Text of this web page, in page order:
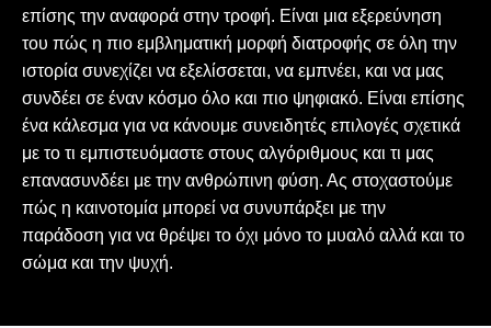
επίσης την αναφορά στην τροφή. Είναι μια εξερεύνηση
του πώς η πιο εμβληματική μορφή διατροφής σε όλη την
ιστορία συνεχίζει να εξελίσσεται, να εμπνέει, και να μας
συνδέει σε έναν κόσμο όλο και πιο ψηφιακό. Είναι επίσης
ένα κάλεσμα για να κάνουμε συνειδητές επιλογές σχετικά
με το τι εμπιστευόμαστε στους αλγόριθμους και τι μας
επανασυνδέει με την ανθρώπινη φύση. Ας στοχαστούμε
πώς η καινοτομία μπορεί να συνυπάρξει με την
παράδοση για να θρέψει το όχι μόνο το μυαλό αλλά και το
σώμα και την ψυχή.